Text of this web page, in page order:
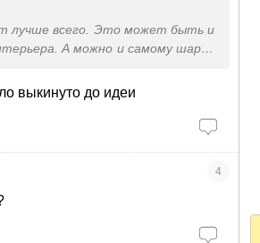
лучше всего. Это может быть и
А можно и самому шарик
найдется.
выкинуто до идеи
4